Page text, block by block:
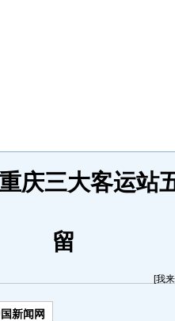
庆三大客运站
留
[我
新闻网